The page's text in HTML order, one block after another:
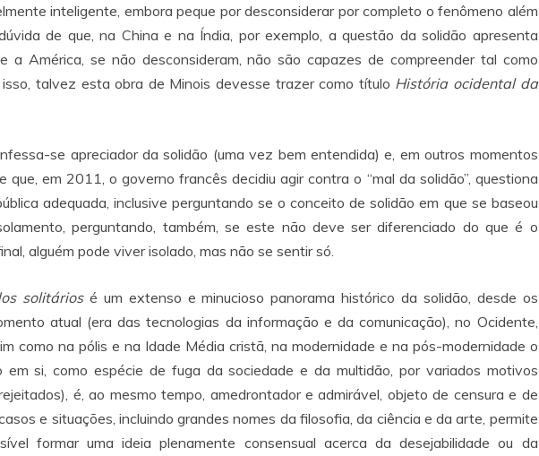
inteligente, embora peque por desconsiderar por completo o fenômeno além
de que, na China e na Índia, por exemplo, a questão da solidão apresenta
a América, se não desconsideram, não são capazes de compreender tal como
talvez esta obra de Minois devesse trazer como título História ocidental da
se apreciador da solidão (uma vez bem entendida) e, em outros momentos
que, em 2011, o governo francês decidiu agir contra o “mal da solidão”, questiona
adequada, inclusive perguntando se o conceito de solidão em que se baseou
perguntando, também, se este não deve ser diferenciado do que é o
alguém pode viver isolado, mas não se sentir só.
solitáriosé um extenso e minucioso panorama histórico da solidão, desde os
atual (era das tecnologias da informação e da comunicação), no Ocidente,
como na pólis e na Idade Média cristã, na modernidade e na pós-modernidade o
em si, como espécie de fuga da sociedade e da multidão, por variados motivos
é, ao mesmo tempo, amedrontador e admirável, objeto de censura e de
e situações, incluindo grandes nomes da filosofia, da ciência e da arte, permite
formar uma ideia plenamente consensual acerca da desejabilidade ou da